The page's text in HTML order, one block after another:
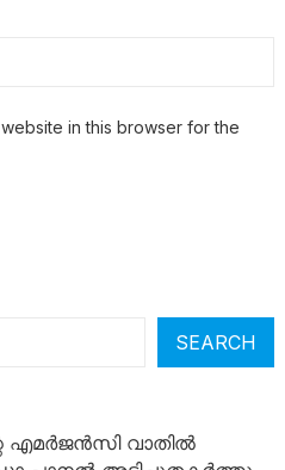
in this browser for the
SEARCH
എമർജൻസി വാതിൽ